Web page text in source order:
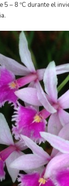
5 – 8 ºC durante el